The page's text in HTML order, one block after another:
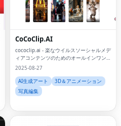
CoCoClip.AI
cococlip.ai - 楽なウイルスソーシャルメデ
ィアコンテンツのためのオールインワンAI
ビデオエディター
2025-08-27
AI生成アート
3D＆アニメーション
写真編集